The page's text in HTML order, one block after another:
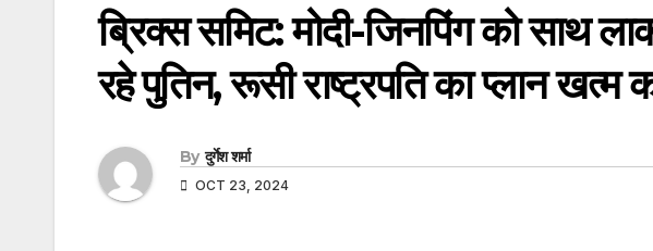
ब्रिक्स समिट: मोदी-जिनपिंग को साथ
रहे पुतिन, रूसी राष्ट्रपति का प्लान खत्म
By दुर्गेश शर्मा
OCT 23, 2024